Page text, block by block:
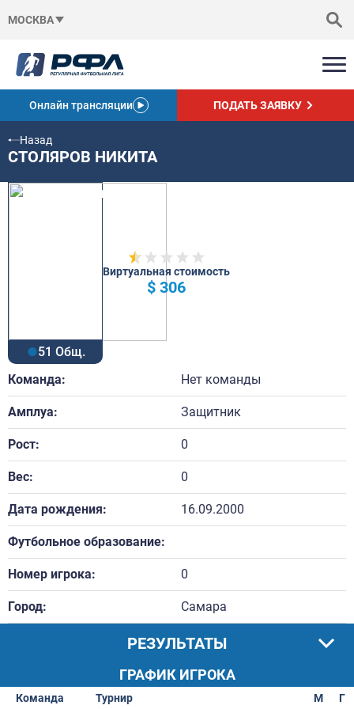
МОСКВА
Онлайн трансляции ПОДАТЬ ЗАЯВКУ
Назад
СТОЛЯРОВ НИКИТА
51 Общ.
Виртуальная стоимость
$ 306
Команда: Нет команды
Амплуа: Защитник
Рост: 0
Вес: 0
Дата рождения: 16.09.2000
Футбольное образование:
Номер игрока: 0
Город: Самара
РЕЗУЛЬТАТЫ
ГРАФИК ИГРОКА
Команда Турнир М Г